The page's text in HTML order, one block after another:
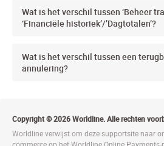
Wat is het verschil tussen ‘Beheer
‘Financiële historiek’/’Dagtotalen’?
Wat is het verschil tussen een
annulering?
Copyright © 2026 Worldline. Alle rechten
Worldline verwijst om deze supportsite naar